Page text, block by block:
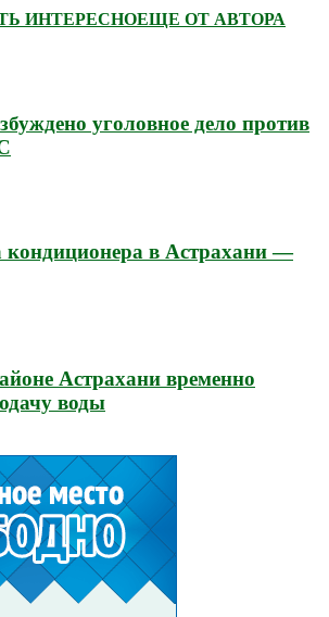
ИНТЕРЕСНОЕЩЕ ОТ АВТОРА
уголовное дело против
кондиционера в Астрахани —
Астрахани временно
воды